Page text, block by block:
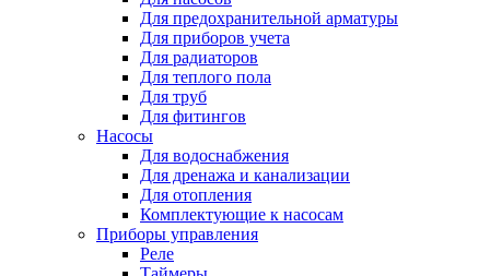
Для предохранительной арматуры
Для приборов учета
Для радиаторов
Для теплого пола
Для труб
Для фитингов
Насосы
Для водоснабжения
Для дренажа и канализации
Для отопления
Комплектующие к насосам
Приборы управления
Реле